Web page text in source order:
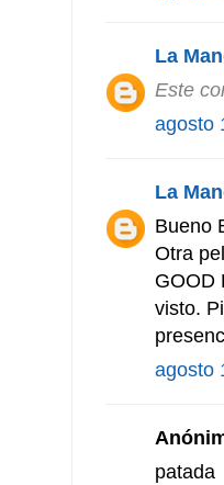
La
Este
agosto
La
Bueno
Otra
GOOD
visto.
agosto
patada